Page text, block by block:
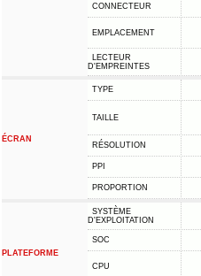
CONNECTEUR
EMPLACEMENT
LECTEUR
D'EMPREINTES
ÉCRAN
TYPE
TAILLE
RÉSOLUTION
PPI
PROPORTION
PLATEFORME
SYSTÈME
D'EXPLOITATION
SOC
CPU